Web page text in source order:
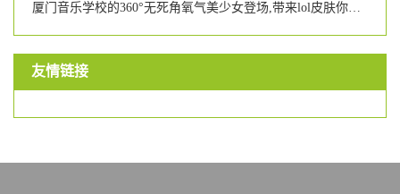
厦门音乐学校的360°无死角氧气美少女登场,带来lol皮肤你要不要?
友情链接